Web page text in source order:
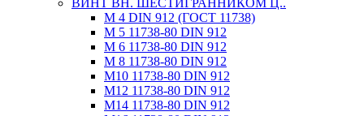
ВИНТ ВН. ШЕСТИГРАННИКОМ Ц..
М 4 DIN 912 (ГОСТ 11738)
М 5 11738-80 DIN 912
М 6 11738-80 DIN 912
М 8 11738-80 DIN 912
М10 11738-80 DIN 912
М12 11738-80 DIN 912
М14 11738-80 DIN 912